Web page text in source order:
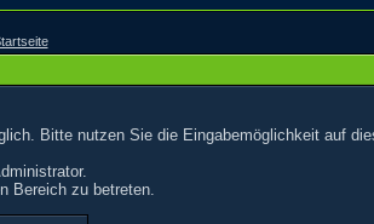
Bitte nutzen Sie die Eingabemöglichkeit auf
Bereich zu betreten.